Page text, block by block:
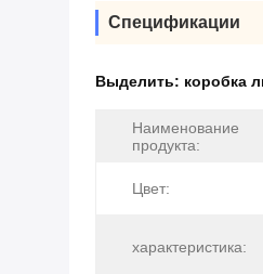
Спецификации
Выделить: коробка
Наименование
продукта:
Цвет:
характеристика: